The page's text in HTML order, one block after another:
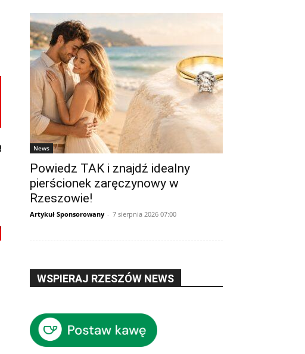
News
Powiedz TAK i znajdź idealny
pierścionek zaręczynowy w
Rzeszowie!
Artykuł Sponsorowany - 7 sierpnia 2026 07:00
WSPIERAJ RZESZÓW NEWS